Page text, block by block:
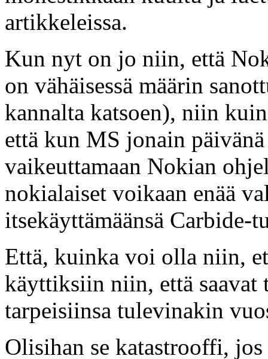
artikkeleissa.
Kun nyt on jo niin, että
on vähäisessä määrin
kannalta katsoen), niin
että kun MS jonain
vaikeuttamaan Nokian
nokialaiset voikaan enää
itsekäyttämäänsä Carbide-
Että, kuinka voi olla niin,
käyttiksiin niin, että
tarpeisiinsa tulevinakin
Olisihan se katastrooffi,